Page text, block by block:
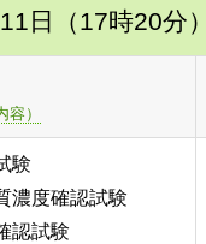
日（17時20分
）
験
濃度確認試験
認試験